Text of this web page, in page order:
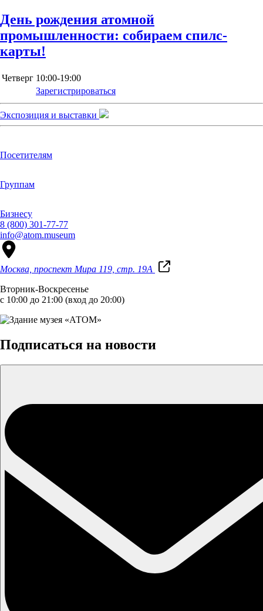
День рождения атомной
промышленности: собираем спилс-
карты!
Четверг 10:00-19:00
Зарегистрироваться
Экспозиция и выставки
Посетителям
Группам
Бизнесу
8 (800) 301-77-77
info@atom.museum
Москва, проспект Мира 119, стр. 19А
Вторник-Воскресенье
с 10:00 до 21:00 (вход до 20:00)
Подписаться на новости